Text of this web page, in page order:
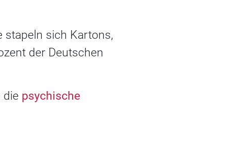
stapeln sich Kartons,
der Deutschen
die psychische